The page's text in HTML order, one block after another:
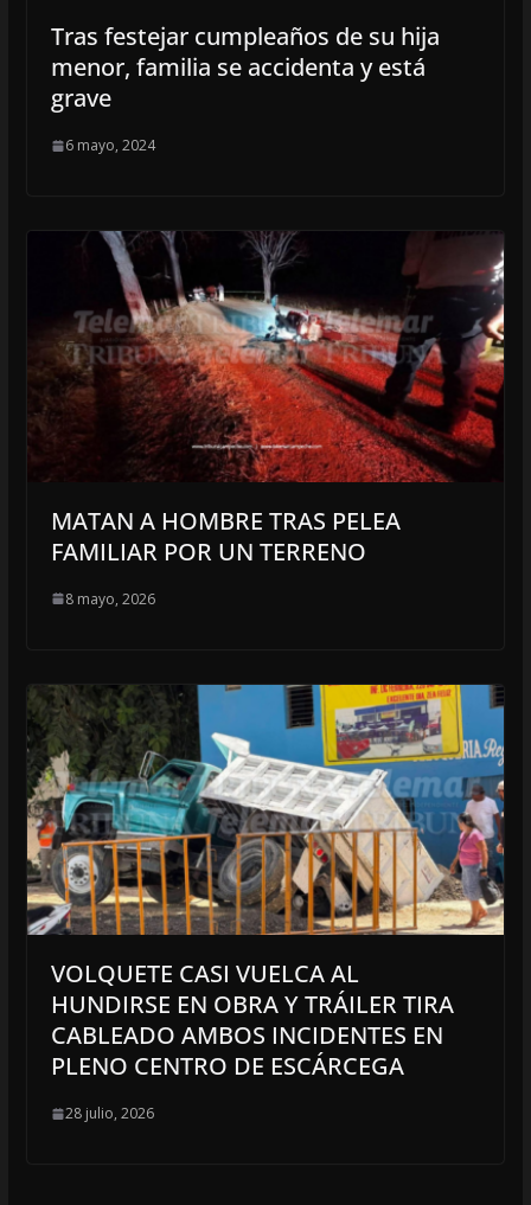
Tras festejar cumpleaños de su hija
menor, familia se accidenta y está
grave
6 mayo, 2024
MATAN A HOMBRE TRAS PELEA
FAMILIAR POR UN TERRENO
8 mayo, 2026
VOLQUETE CASI VUELCA AL
HUNDIRSE EN OBRA Y TRÁILER TIRA
CABLEADO AMBOS INCIDENTES EN
PLENO CENTRO DE ESCÁRCEGA
28 julio, 2026